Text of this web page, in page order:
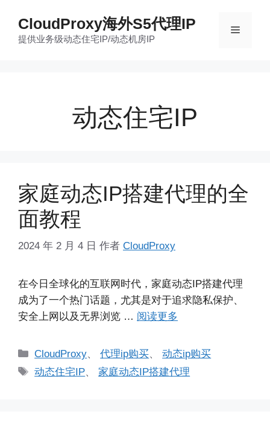
CloudProxy海外S5代理IP
提供业务级动态住宅IP/动态机房IP
菜
动态住宅IP
家庭动态IP搭建代理的全
面教程
2024 年 2 月 4 日 作者 CloudProxy
在今日全球化的互联网时代，家庭动态IP搭建代理
成为了一个热门话题，尤其是对于追求隐私保护、
安全上网以及无界浏览 … 阅读更多
分
类
CloudProxy、代理ip购买、动态ip购买
标
动态住宅IP、 家庭动态IP搭建代理